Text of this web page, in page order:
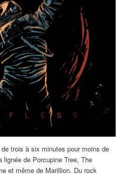
trois à six minutes pour moins de
lignée de Porcupine Tree, The
et même de Marillion. Du rock